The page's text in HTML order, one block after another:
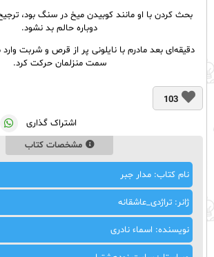
بحث کردن با او مانند کوبیدن میخ در سنگ بود،
دوباره حالم بد نشود.
دقیقه‌ای بعد مادرم با نایلونی پر از قرص و شربت
سمت منزلمان حرکت کرد.
103
اشتراک گذاری
مشخصات کتاب
نام کتاب: مدار جبر
ژانر: تراژدی_عاشقانه
نویسنده: اسماء نادری